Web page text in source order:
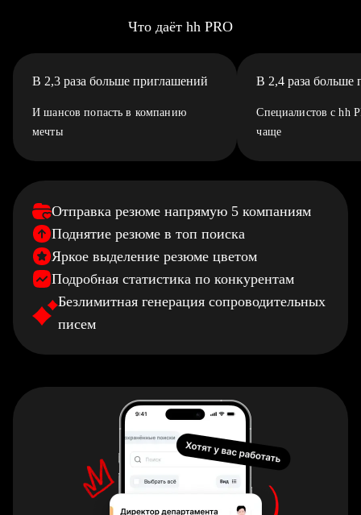
Что даёт hh PRO
В 2,3 раза больше приглашений
И шансов попасть в компанию
мечты
В 2,4 раза больше
Специалистов с hh
чаще
Отправка резюме напрямую 5 компаниям
Поднятие резюме в топ поиска
Яркое выделение резюме цветом
Подробная статистика по конкурентам
Безлимитная генерация сопроводительных
писем